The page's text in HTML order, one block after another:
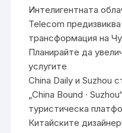
Интелигентната
Telecom
трансформация на
Планирайте да
услугите
China Daily и Suzhou
„China Bound ·
туристическа
Китайските